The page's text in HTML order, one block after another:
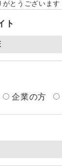
とうございます
ト
企業の方